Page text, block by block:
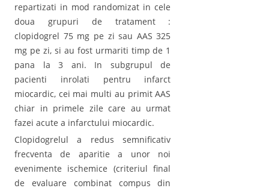
repartizati in mod randomizat in cele
doua grupuri de tratament :
clopidogrel 75 mg pe zi sau AAS 325
mg pe zi, si au fost urmariti timp de 1
pana la 3 ani. In subgrupul de
pacienti inrolati pentru infarct
miocardic, cei mai multi au primit AAS
chiar in primele zile care au urmat
fazei acute a infarctului miocardic.
Clopidogrelul a redus semnificativ
frecventa de aparitie a unor noi
evenimente ischemice (criteriul final
de evaluare combinat compus din